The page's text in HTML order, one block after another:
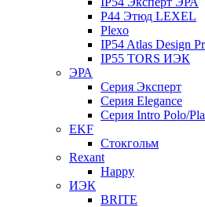
P44 Этюд LEXEL
Plexo
IP54 Atlas Design
IP55 TORS ИЭК
ЭРА
Серия Эксперт
Серия Elegance
Серия Intro Polo/
EKF
Стокгольм
Rexant
Happy
ИЭК
BRITE